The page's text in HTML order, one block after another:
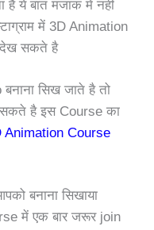
है ये बात मजाक में नहीं
में 3D Animation
देख सकते है
सिख जाते है तो
है इस Course का
Course
बनाना सिखाया
में एक बार जरूर join